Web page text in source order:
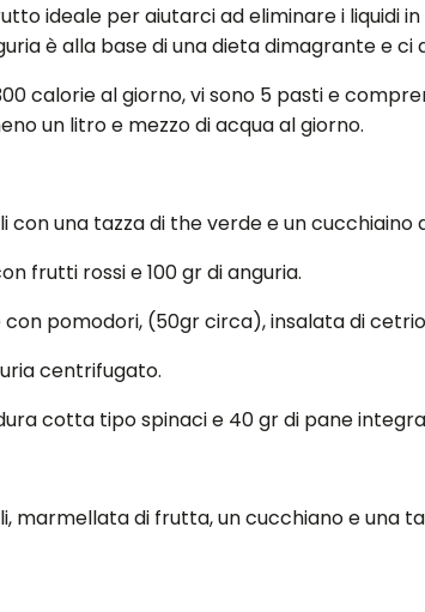
ideale per aiutarci ad eliminare i
è alla base di una dieta dimagrante e
calorie al giorno, vi sono 5 pasti e
un litro e mezzo di acqua al giorno.
una tazza di the verde e un cucchiaino
frutti rossi e 100 gr di anguria.
pomodori, (50gr circa), insalata di
centrifugato.
cotta tipo spinaci e 40 gr di pane
marmellata di frutta, un cucchiano e una